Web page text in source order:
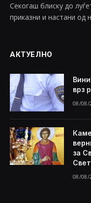
Секогаш блиску до
приказни и настани од
АКТУЕЛНО
врз
08/08/
за
08/08/